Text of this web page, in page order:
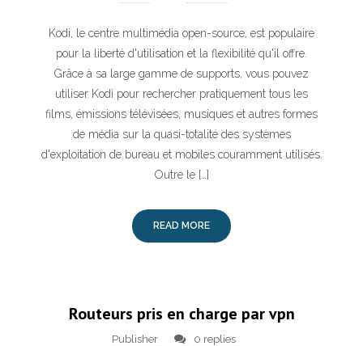
Kodi, le centre multimédia open-source, est populaire
pour la liberté d'utilisation et la flexibilité qu'il offre.
Grâce à sa large gamme de supports, vous pouvez
utiliser Kodi pour rechercher pratiquement tous les
films, émissions télévisées, musiques et autres formes
de média sur la quasi-totalité des systèmes
d'exploitation de bureau et mobiles couramment utilisés.
Outre le […]
READ MORE
Routeurs pris en charge par vpn
Publisher 0 replies